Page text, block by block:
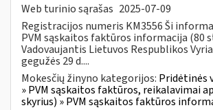
Web turinio sąrašas 2025-07-09
Registracijos numeris KM3556 Ši
PVM sąskaitos faktūros informacija (80
Vadovaujantis Lietuvos Respublikos
gegužės 29 d....
Mokesčių žinyno kategorijos: Pridėtinės
» PVM sąskaitos faktūros, reikalavimai
skyrius) » PVM sąskaitos faktūros